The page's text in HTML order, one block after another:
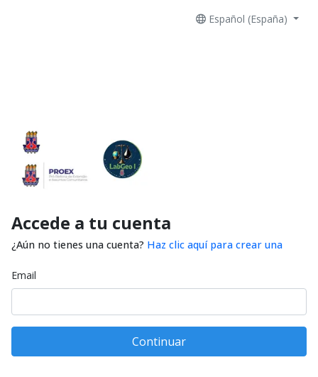
Español (España)
Accede a tu cuenta
¿Aún no tienes una cuenta? Haz clic aquí para crear una
Email
Continuar